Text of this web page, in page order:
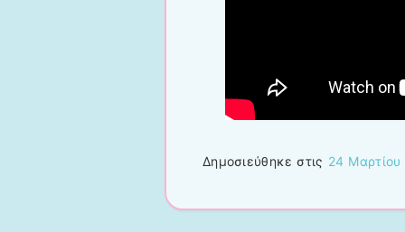
Δημοσιεύθηκε στις 24 Μαρτίου